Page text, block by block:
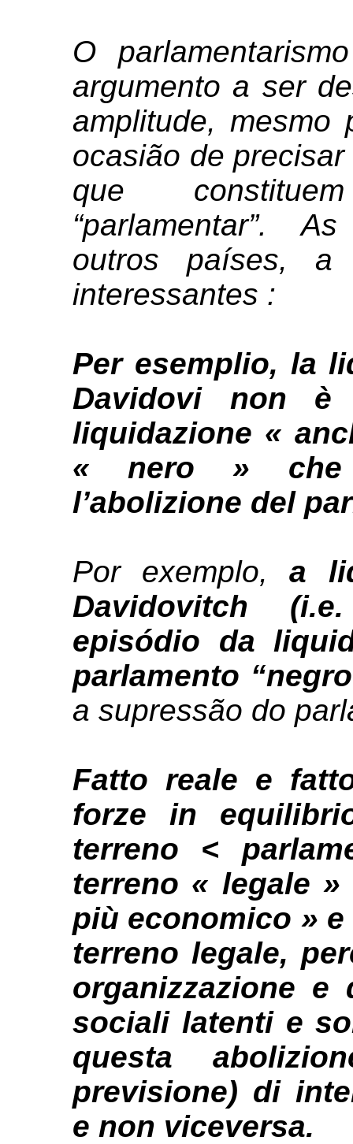
O
argumento a ser
amplitude, mesmo
ocasião de
que
“parlamentar”.
outros países, a
interessantes :
Per esemplio, la
Davidovi non è
liquidazione «
« nero » che
l’abolizione del
Por exemplo,a
Davidovitch
episódio da
parlamento
a supressão do
Fatto reale e
forze in
terreno <
terreno « legale
più economico »
terreno legale,
organizzazione
sociali latenti e
questa
previsione) di
e non viceversa.